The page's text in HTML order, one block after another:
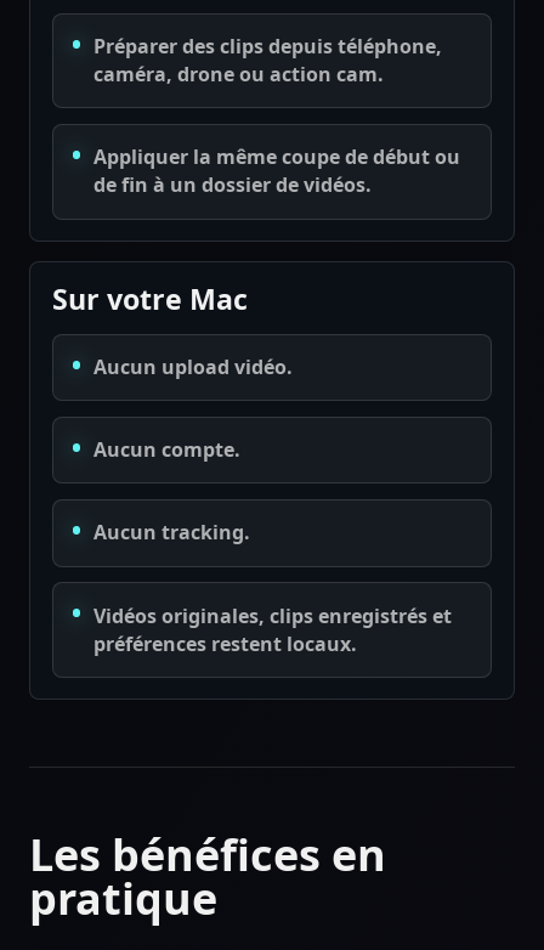
Préparer des clips depuis téléphone,
caméra, drone ou action cam.
Appliquer la même coupe de début ou
de fin à un dossier de vidéos.
Sur votre Mac
Aucun upload vidéo.
Aucun compte.
Aucun tracking.
Vidéos originales, clips enregistrés et
préférences restent locaux.
Les bénéfices en
pratique